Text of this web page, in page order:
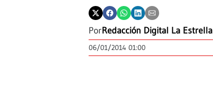
PorRedacción Digital La Estrella
06/01/2014 01:00